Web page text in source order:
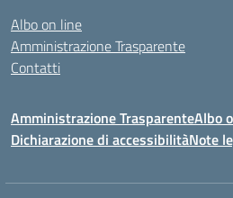
Albo on line
Amministrazione Trasparente
Contatti
Amministrazione TrasparenteAlbo
Dichiarazione di accessibilitàNote